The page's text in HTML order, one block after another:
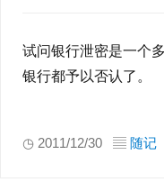
试问银行泄密是一个
银行都予以否认了。
◷ 2011/12/30 ▤ 随记